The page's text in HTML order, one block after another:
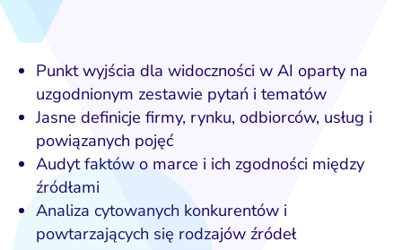
Punkt wyjścia dla widoczności w AI oparty na
uzgodnionym zestawie pytań i tematów
Jasne definicje firmy, rynku, odbiorców, usług i
powiązanych pojęć
Audyt faktów o marce i ich zgodności między
źródłami
Analiza cytowanych konkurentów i
powtarzających się rodzajów źródeł